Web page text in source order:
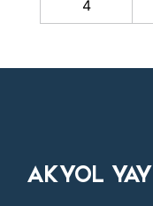
4
AKYOL YAY